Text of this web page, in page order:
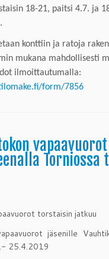
18-21, paitsi 4.7. ja
konttiin ja ratoja
mukana mahdollisesti
ilmoittautumalla:
form/7856
Torniossa
torstaisin jatkuu
jäsenille
25.4.2019